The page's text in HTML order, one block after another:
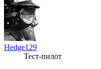
Hedge129
Тест-пилот